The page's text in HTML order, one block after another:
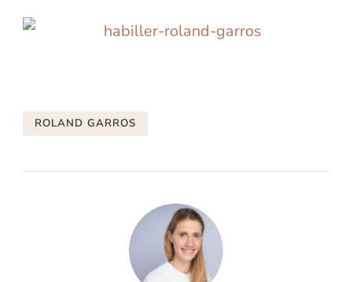
ROLAND GARROS